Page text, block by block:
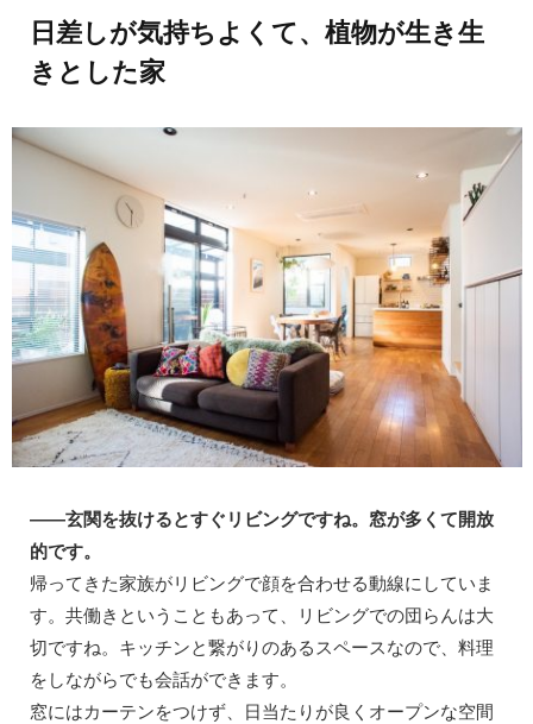
日差しが気持ちよくて、植物が生き生
きとした家
——玄関を抜けるとすぐリビングですね。窓が多くて開放
的です。
帰ってきた家族がリビングで顔を合わせる動線にしていま
す。共働きということもあって、リビングでの団らんは大
切ですね。キッチンと繋がりのあるスペースなので、料理
をしながらでも会話ができます。
窓にはカーテンをつけず、日当たりが良くオープンな空間